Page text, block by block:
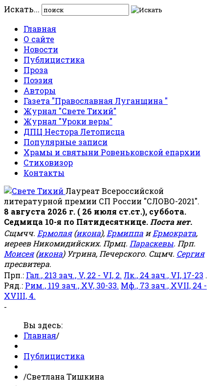
Искать...
Главная
О сайте
Новости
Публицистика
Проза
Поэзия
Авторы
Газета "Православная Луганщина "
Журнал "Свете Тихий"
Журнал "Уроки веры"
ДПЦ Нестора Летописца
Популярные записи
Храмы и святыни Ровеньковской епархии
Стиховизор
Контакты
Лауреат Всероссийской
литературной премии СП России "СЛОВО-2021".
8 августа 2026 г. ( 26 июля ст.ст.), суббота.
Седмица 10-я по Пятидесятнице. Поста нет.
Сщмчч. Ермолая(икона), Ермиппа иЕрмократа,
иереев Никомидийских. Прмц. Параскевы. Прп.
Моисея(икона) Угрина, Печерского. Сщмч. Сергия
пресвитера.
Прп.: Гал., 213 зач., V, 22 - VI, 2. Лк., 24 зач., VI, 17-23 .
Ряд.: Рим., 119 зач., XV, 30-33. Мф., 73 зач., XVII, 24 -
XVIII, 4.
-
Вы здесь:
Главная/
Публицистика
/Светлана Тишкина